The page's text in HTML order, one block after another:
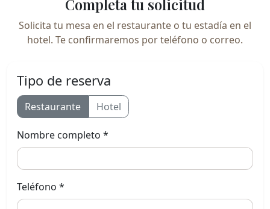
Completa tu solicitud
Solicita tu mesa en el restaurante o tu estadía en el
hotel. Te confirmaremos por teléfono o correo.
Tipo de reserva
Restaurante Hotel
Nombre completo *
Teléfono *